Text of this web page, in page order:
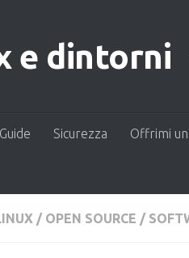
e dintorni
Guide Sicurezza Offrimi
/ OPEN SOURCE /